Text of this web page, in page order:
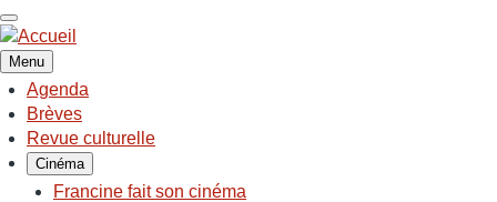
Aller
au
contenu
principal
Menu
NAVIGATION
PRINCIPALE
Agenda
Brèves
Revue culturelle
Cinéma
Francine fait son cinéma